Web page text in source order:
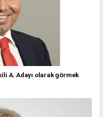
A. Adayı olarak görmek